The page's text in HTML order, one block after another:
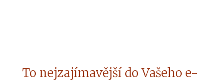
To nejzajímavější do Vašeho e-